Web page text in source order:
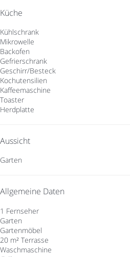
Küche
Kühlschrank
Mikrowelle
Backofen
Gefrierschrank
Geschirr/Besteck
Kochutensilien
Kaffeemaschine
Toaster
Herdplatte
Aussicht
Garten
Allgemeine Daten
1 Fernseher
Garten
Gartenmöbel
20 m² Terrasse
Waschmaschine